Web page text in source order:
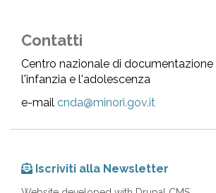
Contatti
Centro nazionale di documentazione
l'infanzia e l'adolescenza
e-mail cnda@minori.gov.it
Iscriviti alla Newsletter